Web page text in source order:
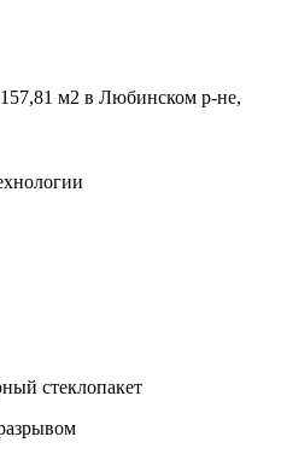
м2 в Любинском р-не,
стеклопакет